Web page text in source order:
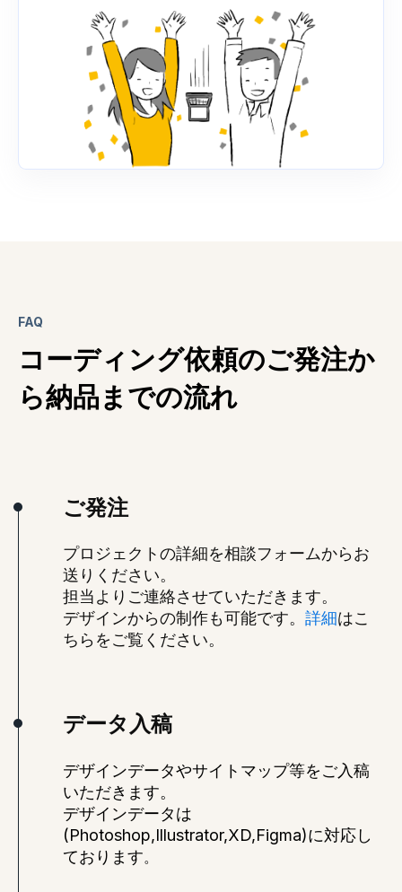
FAQ
コーディング依頼のご発注か
ら納品までの流れ
ご発注
プロジェクトの詳細を相談フォームからお
送りください。
担当よりご連絡させていただきます。
デザインからの制作も可能です。 詳細はこ
ちらをご覧ください。
データ入稿
デザインデータやサイトマップ等をご入稿
いただきます。
デザインデータは
(Photoshop,Illustrator,XD,Figma)に対応し
ております。